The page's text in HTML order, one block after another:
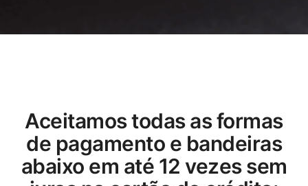
Aceitamos todas as formas
de pagamento e bandeiras
abaixo em até 12 vezes sem